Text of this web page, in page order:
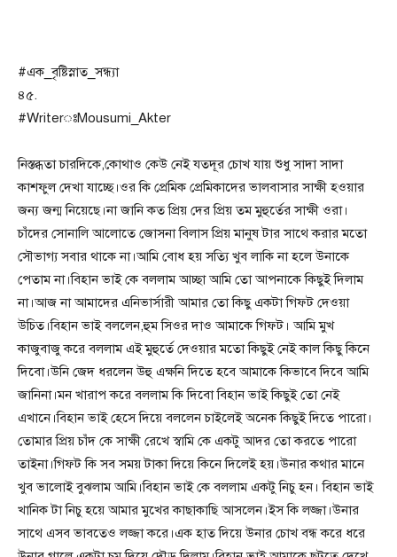
#এক_বৃষ্টিস্নাত_সন্ধ্যা
৪৫.
#WriterঃMousumi_Akter
নিস্তব্ধতা চারদিকে,কোথাও কেউ নেই যতদূর চোখ যায় শুধু সাদা সাদা
কাশফুল দেখা যাচ্ছে।ওর কি প্রেমিক প্রেমিকাদের ভালবাসার সাক্ষী হওয়ার
জন্য জন্ম নিয়েছে।না জানি কত প্রিয় দের প্রিয় তম মুহুর্তের সাক্ষী ওরা।
চাঁদের সোনালি আলোতে জোসনা বিলাস প্রিয় মানুষ টার সাথে করার মতো
সৌভাগ্য সবার থাকে না।আমি বোধ হয় সত্যি খুব লাকি না হলে উনাকে
পেতাম না।বিহান ভাই কে বললাম আচ্ছা আমি তো আপনাকে কিছুই দিলাম
না।আজ না আমাদের এনিভার্সারী আমার তো কিছু একটা গিফট দেওয়া
উচিত।বিহান ভাই বললেন,হুম সিওর দাও আমাকে গিফট। আমি মুখ
কাজুবাজু করে বললাম এই মুহুর্তে দেওয়ার মতো কিছুই নেই কাল কিছু কিনে
দিবো।উনি জেদ ধরলেন উহু এক্ষনি দিতে হবে আমাকে কিভাবে দিবে আমি
জানিনা।মন খারাপ করে বললাম কি দিবো বিহান ভাই কিছুই তো নেই
এখানে।বিহান ভাই হেসে দিয়ে বললেন চাইলেই অনেক কিছুই দিতে পারো।
তোমার প্রিয় চাঁদ কে সাক্ষী রেখে স্বামি কে একটু আদর তো করতে পারো
তাইনা।গিফট কি সব সময় টাকা দিয়ে কিনে দিলেই হয়।উনার কথার মানে
খুব ভালোই বুঝলাম আমি।বিহান ভাই কে বললাম একটু নিচু হন। বিহান ভাই
খানিক টা নিচু হয়ে আমার মুখের কাছাকাছি আসলেন।ইস কি লজ্জা।উনার
সাথে এসব ভাবতেও লজ্জা করে।এক হাত দিয়ে উনার চোখ বন্ধ করে ধরে